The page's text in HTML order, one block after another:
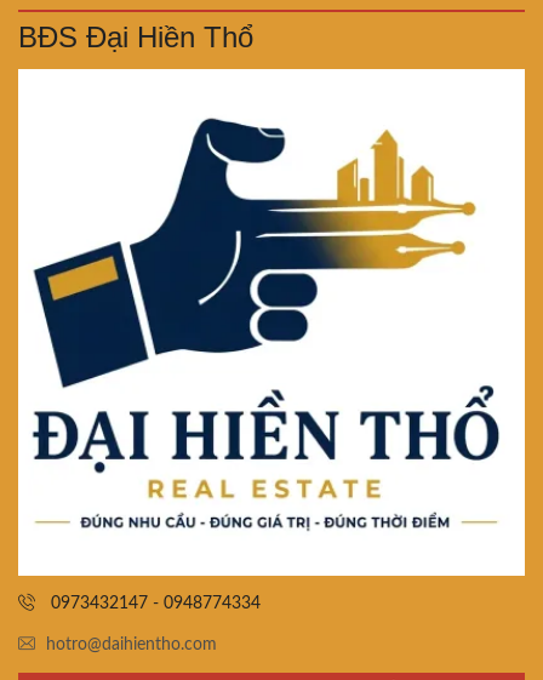
BĐS Đại Hiền Thổ
0973432147 - 0948774334
hotro@daihientho.com